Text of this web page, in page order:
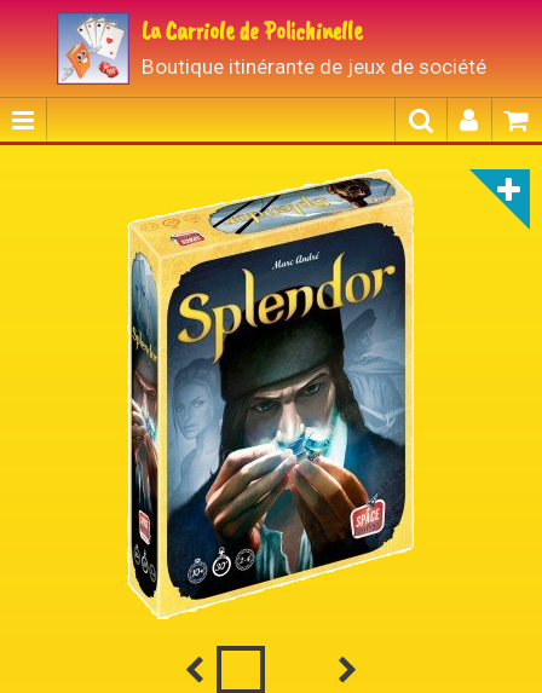
La Carriole de Polichinelle
Boutique itinérante de jeux de société